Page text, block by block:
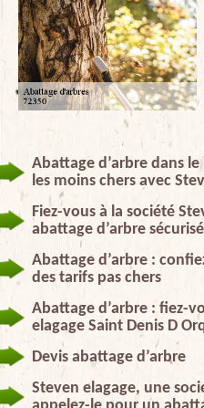
Abattage d’arbre dans
les moins chers avec
Fiez-vous à la société
abattage d’arbre
Abattage d’arbre :
des tarifs pas chers
Abattage d’arbre : fiez-
elagage Saint Denis D
Devis abattage d’arbre
Steven elagage, une